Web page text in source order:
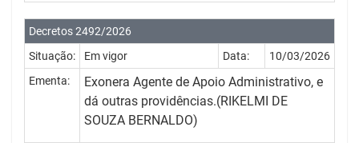
Decretos 2492/2026
Situação:
Em vigor Data:
10/03/2026
Ementa:
Exonera Agente de Apoio Administrativo, e
dá outras providências.(RIKELMI DE
SOUZA BERNALDO)